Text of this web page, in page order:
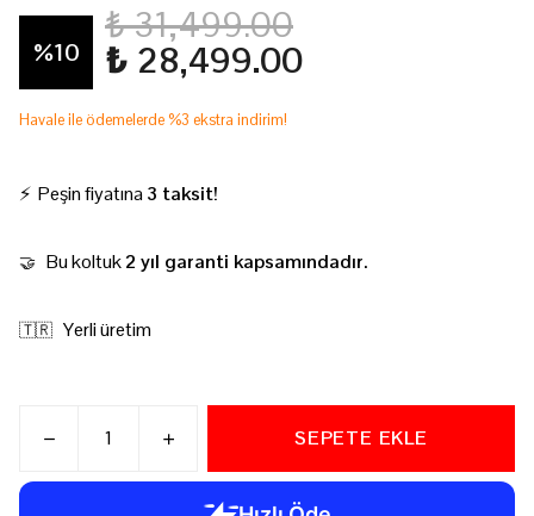
%10
₺ 31,499.00
₺ 28,499.00
Havale ile ödemelerde %3 ekstra indirim!
⚡ Peşin fiyatına 3 taksit!
🤝 Bu koltuk2 yıl garanti kapsamındadır.
🇹🇷 Yerli üretim
SEPETE EKLE